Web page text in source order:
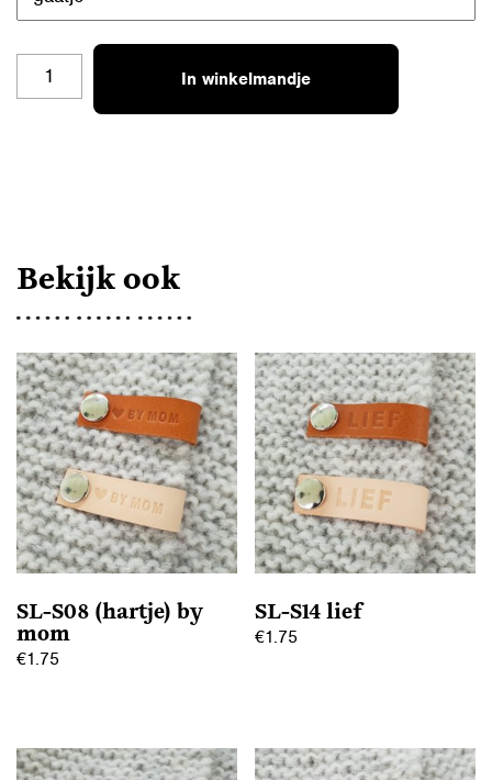
In winkelmandje
Bekijk ook
SL-S08 (hartje) by
mom
€1.75
heeft
SL-S14 lief
€1.75
meerdere